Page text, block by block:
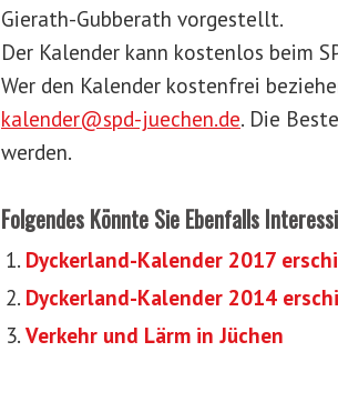
Gierath-Gubberath vorgestellt.
Der Kalender kann kostenlos beim
Wer den Kalender kostenfrei
kalender@spd-juechen.de. Die
werden.
Folgendes Könnte Sie Ebenfalls
Dyckerland-Kalender 2017
Dyckerland-Kalender 2014
Verkehr und Lärm in Jüchen